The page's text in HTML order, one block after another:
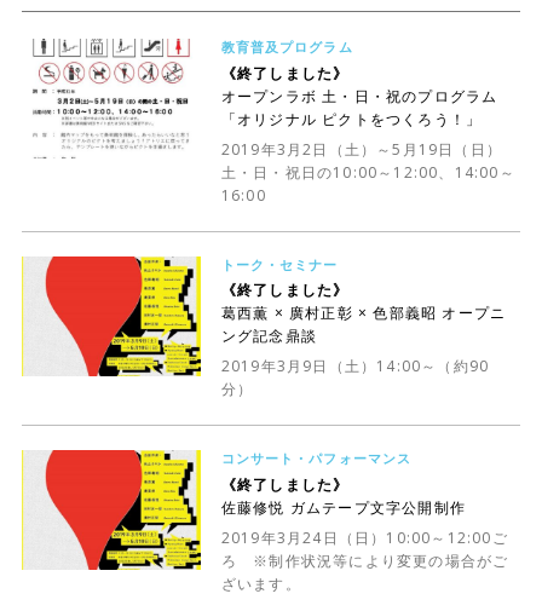
教育普及プログラム
《終了しました》
オープンラボ 土・日・祝のプログラム
「オリジナル ピクトをつくろう！」
2019年3月2日（土）～5月19日（日）
土・日・祝日の10:00～12:00、14:00～
16:00
トーク・セミナー
《終了しました》
葛西薫 × 廣村正彰 × 色部義昭 オープニ
ング記念鼎談
2019年3月9日（土）14:00～（約90
分）
コンサート・パフォーマンス
《終了しました》
佐藤修悦 ガムテープ文字公開制作
2019年3月24日（日）10:00～12:00ご
ろ ※制作状況等により変更の場合がご
ざいます。